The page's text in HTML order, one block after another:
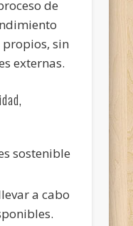
de
sin
externas.
sostenible
a cabo